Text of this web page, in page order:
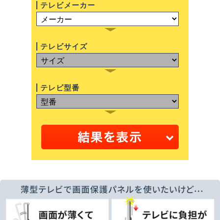
テレビメーカー
テレビサイズ
テレビ型番